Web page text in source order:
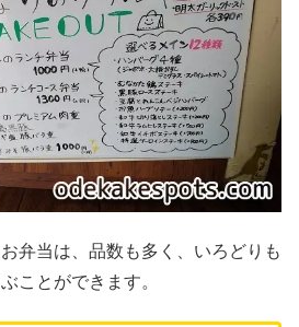
弁当は、品数も多く、いろどりも
ことができます。